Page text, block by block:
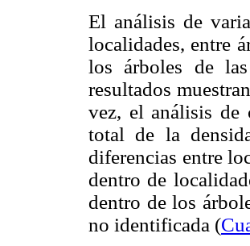
El análisis de
localidades, entre
los árboles de
resultados
vez, el análisis de
total de la
diferencias entre
dentro de
dentro de los
no identificada (